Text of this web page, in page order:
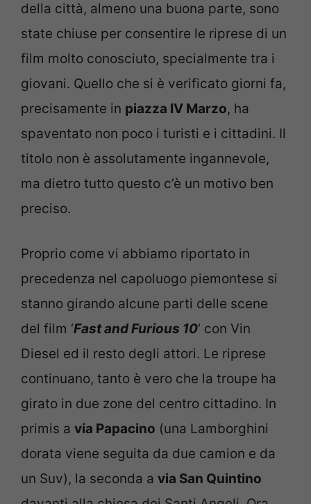
della città, almeno una buona parte, sono
state chiuse per consentire le riprese di un
film molto conosciuto, specialmente tra i
giovani. Quello che si è verificato giorni fa,
precisamente in piazza IV Marzo, ha
spaventato non poco i turisti e i cittadini. Il
titolo non è assolutamente ingannevole,
ma dietro tutto questo c’è un motivo ben
preciso.
Proprio come vi abbiamo riportato in
precedenza nel capoluogo piemontese si
stanno girando alcune parti delle scene
del film ‘Fast and Furious 10‘ con Vin
Diesel ed il resto degli attori. Le riprese
continuano, tanto è vero che la troupe ha
girato in due zone del centro cittadino. In
primis a via Papacino (una Lamborghini
dorata viene seguita da due camion e da
un Suv), la seconda a via San Quintino